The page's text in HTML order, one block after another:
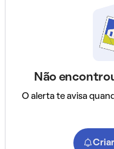
Não
O alerta te avisa